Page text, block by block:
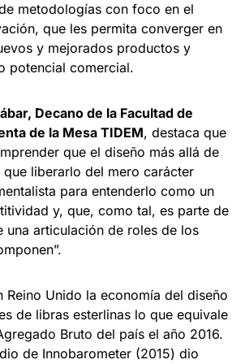
metodologías con foco en el
que les permita converger en
y mejorados productos y
potencial comercial.
Decano de la Facultad de
de la Mesa TIDEM, destaca que
que el diseño más allá de
liberarlo del mero carácter
para entenderlo como un
y, que, como tal, es parte de
una articulación de roles de los
Reino Unido la economía del diseño
de libras esterlinas lo que equivale
Bruto del país el año 2016.
de Innobarometer (2015) dio